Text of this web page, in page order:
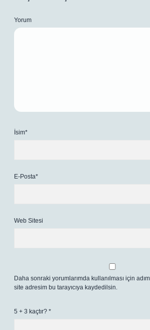
Yorum
İsim*
E-Posta*
Web Sitesi
Daha sonraki yorumlarımda kullanılması için
site adresim bu tarayıcıya kaydedilsin.
5 + 3 kaçtır? *